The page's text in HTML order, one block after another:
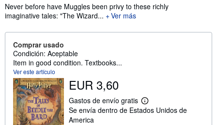
Never before have Muggles been privy to these richly
imaginative tales: "The Wizard...
Ver más
Comprar usado
Condición: Aceptable
Item in good condition. Textbooks...
Ver este artículo
EUR 3,60
Gastos de envío gratis
M
á
Se envía dentro de Estados Unidos de
America